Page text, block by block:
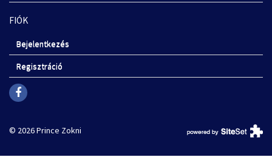
FIÓK
Bejelentkezés
Regisztráció
© 2026 Prince Zokni